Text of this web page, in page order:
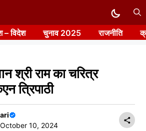
– विदेश चुनाव 2025 राजनीति
श्री राम का चरित्र
त्रिपाठी
October 10, 2024